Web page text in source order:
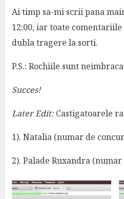
Ai timp sa-mi scrii pana
12:00, iar toate
dubla tragere la sorti.
P.S.: Rochiile sunt
Succes!
Later Edit:Castigatoarele
1). Natalia (numar de
2). Palade Ruxandra